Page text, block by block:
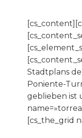
Stadtplans
Poniente-
geblieben ist
[cs_the_grid